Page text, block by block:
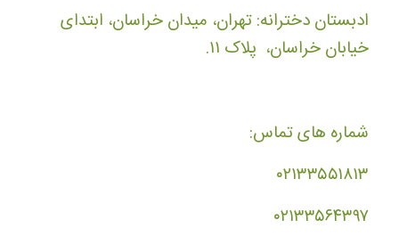
ادبستان دخترانه: تهران، میدان خراسان، ابتدای
خیابان خراسان، پلاک ۱۱.
شماره های تماس:
۰۲۱۳۳۵۵۱۸۱۳
۰۲۱۳۳۵۶۴۳۹۷